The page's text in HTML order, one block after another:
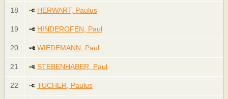
18 HERWART, Paulus
19 HINDEROFEN, Paul
20 WIEDEMANN, Paul
21 STEBENHABER, Paul
22 TUCHER, Paulus